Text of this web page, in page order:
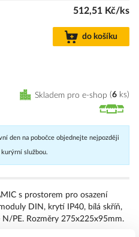
512,51 Kč/ks
do košíku
Skladem pro e-shop 6 ks
den na pobočce objednejte nejpozději
službou.
s prostorem pro osazení
DIN, krytí IP40, bílá skříň,
PE. Rozměry 275x225x95mm.